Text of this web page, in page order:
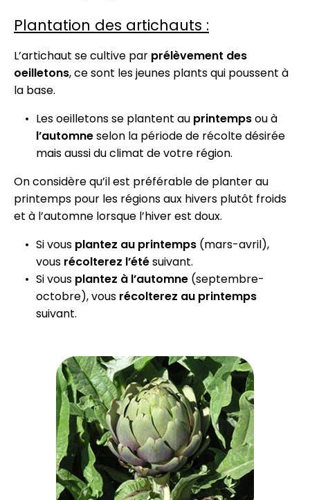
Plantation des artichauts :
L’artichaut se cultive par prélèvement des
oeilletons, ce sont les jeunes plants qui poussent à
la base.
Les oeilletons se plantent au printempsou à
l’automneselon la période de récolte désirée
mais aussi du climat de votre région.
On considère qu’il est préférable de planter au
printemps pour les régions aux hivers plutôt froids
et à l’automne lorsque l’hiver est doux.
Si vous plantez au printemps (mars-avril),
vous récolterez l’étésuivant.
Si vous plantez à l’automne (septembre-
octobre), vous récolterez au printemps
suivant.